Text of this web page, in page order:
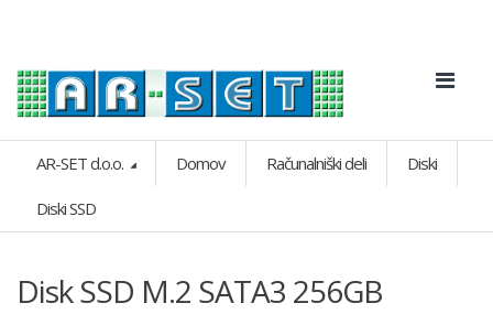
AR-SET d.o.o. Domov Računalniški deli Diski
Diski SSD
Disk SSD M.2 SATA3 256GB